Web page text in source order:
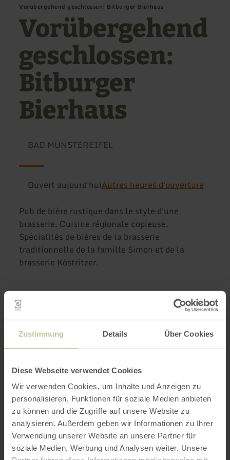
Zustimmung Details Über Cookies
Diese Webseite verwendet Cookies
Wir verwenden Cookies, um Inhalte und Anzeigen zu
personalisieren, Funktionen für soziale Medien anbieten
zu können und die Zugriffe auf unsere Website zu
analysieren. Außerdem geben wir Informationen zu Ihrer
Verwendung unserer Website an unsere Partner für
soziale Medien, Werbung und Analysen weiter. Unsere
Vorübergehend geschlossen: Bitburger Bierhaus
Vorübergehend
geschlossen:
Bitburger
Bierhaus
BAD MÜNSTEREIFEL
Ouvert aujourd'huiAutres heures d'ouverture
Pub de bière rustique dans le style d'une
brasserie. Cuisine régionale copieuse.
Spécialités de bières de la brasserie
traditionnelle de la famille Simon et de la
brasserie Köstritzer.
Plus
d'informations
Heures d'ouverture
Caractéristiques / Particularités
Catégories